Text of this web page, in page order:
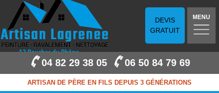
DEVIS
GRATUIT
MENU
04 82 29 38 05 06 50 84 79 69
ARTISAN DE PÈRE EN FILS DEPUIS 3 GÉNÉRATIONS